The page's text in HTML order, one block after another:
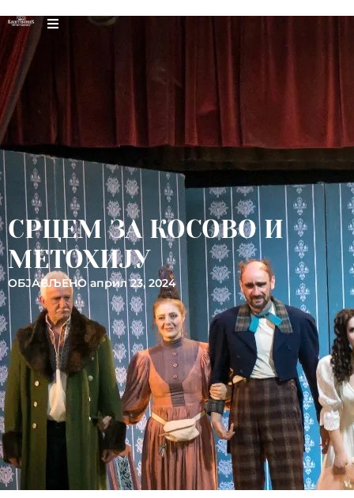
СРЦЕМ ЗА КОСОВО И
МЕТОХИЈУ
ОБЈАВЉЕНО април 23, 2024